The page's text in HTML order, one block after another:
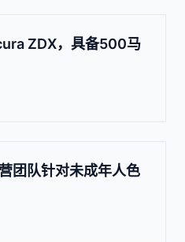
ZDX，具备500马
团队针对未成年人色